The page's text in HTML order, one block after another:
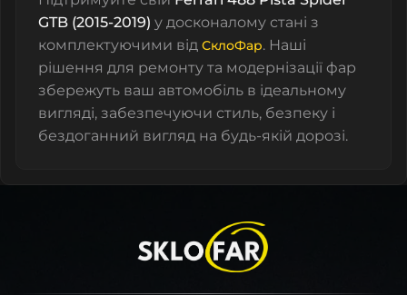
GTB (2015-2019) у досконалому стані з
комплектуючими від СклоФар. Наші
рішення для ремонту та модернізації фар
збережуть ваш автомобіль в ідеальному
вигляді, забезпечуючи стиль, безпеку і
бездоганний вигляд на будь-якій дорозі.